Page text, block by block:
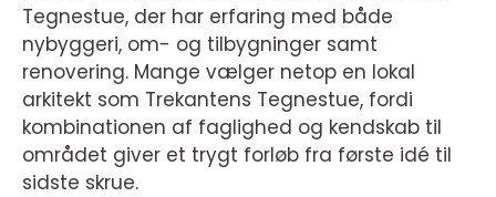
Tegnestue, der har erfaring med både
nybyggeri, om- og tilbygninger samt
renovering. Mange vælger netop en lokal
arkitekt som Trekantens Tegnestue, fordi
kombinationen af faglighed og kendskab til
området giver et trygt forløb fra første idé til
sidste skrue.